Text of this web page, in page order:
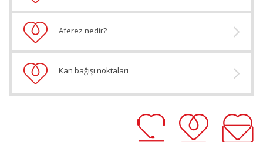
Aferez nedir?
Kan bağışı noktaları